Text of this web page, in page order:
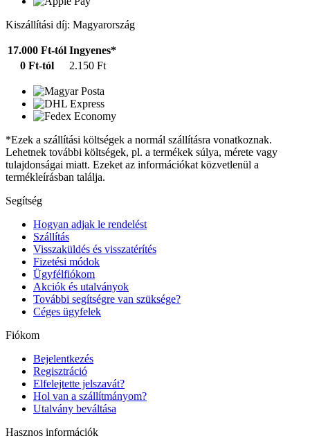
Kiszállítási díj: Magyarország
17.000 Ft-tól Ingyenes*
0 Ft-tól
2.150 Ft
*Ezek a szállítási költségek a normál szállításra vonatkoznak.
Lehetnek további költségek, pl. a termékek súlya, mérete vagy
tulajdonságai miatt. Ezeket az információkat közvetlenül a
termékleírásban találja.
Segítség
Hogyan adjak le rendelést
Szállítás
Visszaküldés és visszatérítés
Fizetési módok
Ügyfélfiókom
Akciók és utalványok
További segítségre van szüksége?
Céges ügyfelek
Fiókom
Bejelentkezés
Regisztráció
Elfelejtette jelszavát?
Hol van a szállítmányom?
Utalvány beváltása
Hasznos információk